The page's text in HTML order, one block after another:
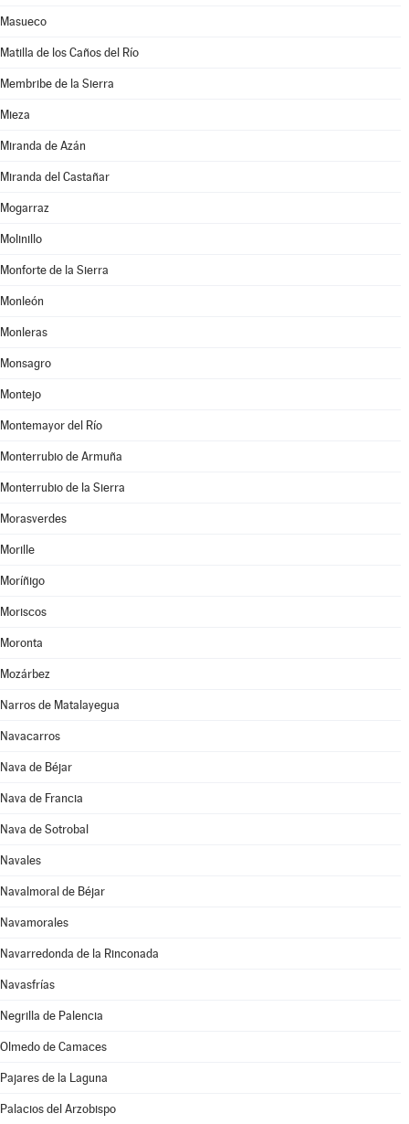
Masueco
Matilla de los Caños del Río
Membribe de la Sierra
Mieza
Miranda de Azán
Miranda del Castañar
Mogarraz
Molinillo
Monforte de la Sierra
Monleón
Monleras
Monsagro
Montejo
Montemayor del Río
Monterrubio de Armuña
Monterrubio de la Sierra
Morasverdes
Morille
Moríñigo
Moriscos
Moronta
Mozárbez
Narros de Matalayegua
Navacarros
Nava de Béjar
Nava de Francia
Nava de Sotrobal
Navales
Navalmoral de Béjar
Navamorales
Navarredonda de la Rinconada
Navasfrías
Negrilla de Palencia
Olmedo de Camaces
Pajares de la Laguna
Palacios del Arzobispo